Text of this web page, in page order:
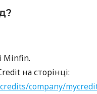
Minfin.
на сторінці:
company/